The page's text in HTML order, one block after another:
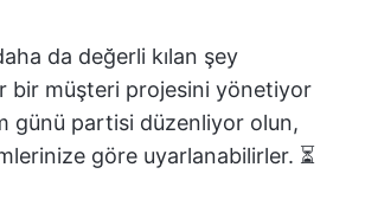
da değerli kılan şey
bir müşteri projesini yönetiyor
günü partisi düzenliyor olun,
göre uyarlanabilirler. ⏳